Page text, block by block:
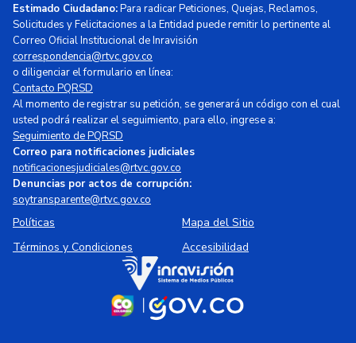
Estimado Ciudadano:Para radicar Peticiones, Quejas, Reclamos,
Solicitudes y Felicitaciones a la Entidad puede remitir lo pertinente al
Correo Oficial Institucional de Inravisión
correspondencia@rtvc.gov.co
o diligenciar el formulario en línea:
Contacto PQRSD
Al momento de registrar su petición, se generará un código con el cual
usted podrá realizar el seguimiento, para ello, ingrese a:
Seguimiento de PQRSD
Correo para notificaciones judiciales
notificacionesjudiciales@rtvc.gov.co
Denuncias por actos de corrupción:
soytransparente@rtvc.gov.co
Políticas
Mapa del Sitio
Términos y Condiciones
Accesibilidad